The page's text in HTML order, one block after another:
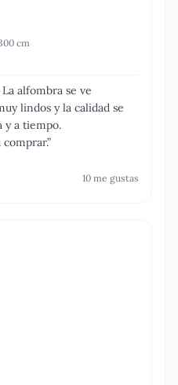
cm
alfombra se ve
lindos y la calidad se
y a tiempo.
”
10 me gustas